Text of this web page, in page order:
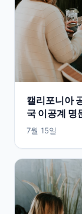
캘리포니아
국 이공계 명
7월 15일